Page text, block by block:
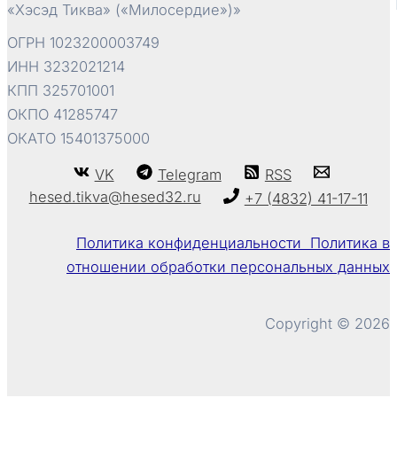
«Хэсэд Тиква» («Милосердие»)»
ОГРН 1023200003749
ИНН 3232021214
КПП 325701001
ОКПО 41285747
ОКАТО 15401375000
VK Telegram
RSS
hesed.tikva@hesed32.ru
+7 (4832) 41-17-11
Политика конфиденциальности Политика в
отношении обработки персональных данных
Copyright © 2026